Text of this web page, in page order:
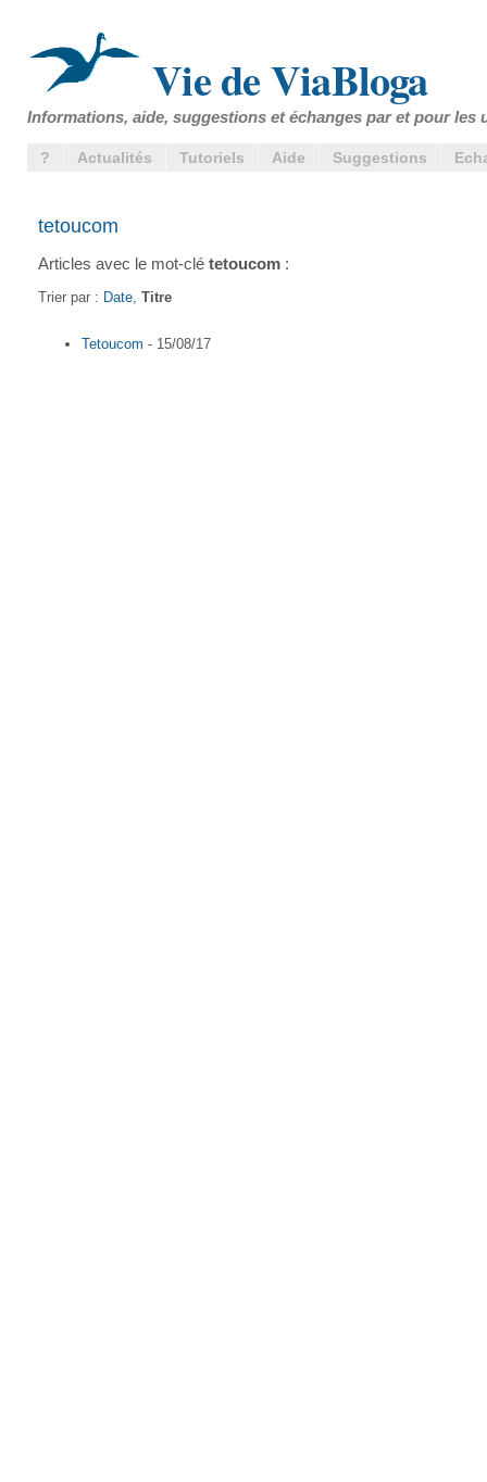
Vie de ViaBloga
Informations, aide, suggestions et échanges par et pour les
? Actualités Tutoriels Aide Suggestions
tetoucom
Articles avec le mot-clé tetoucom :
Trier par : Date Titre
Tetoucom - 15/08/17